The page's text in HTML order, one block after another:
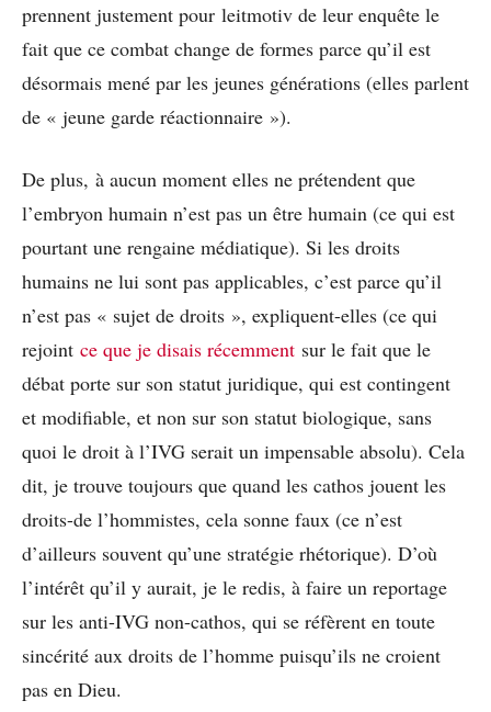
prennent justement pour leitmotiv de leur enquête le
fait que ce combat change de formes parce qu’il est
désormais mené par les jeunes générations (elles parlent
de « jeune garde réactionnaire »).
De plus, à aucun moment elles ne prétendent que
l’embryon humain n’est pas un être humain (ce qui est
pourtant une rengaine médiatique). Si les droits
humains ne lui sont pas applicables, c’est parce qu’il
n’est pas « sujet de droits », expliquent-elles (ce qui
rejoint ce que je disais récemment sur le fait que le
débat porte sur son statut juridique, qui est contingent
et modifiable, et non sur son statut biologique, sans
quoi le droit à l’IVG serait un impensable absolu). Cela
dit, je trouve toujours que quand les cathos jouent les
droits-de l’hommistes, cela sonne faux (ce n’est
d’ailleurs souvent qu’une stratégie rhétorique). D’où
l’intérêt qu’il y aurait, je le redis, à faire un reportage
sur les anti-IVG non-cathos, qui se réfèrent en toute
sincérité aux droits de l’homme puisqu’ils ne croient
pas en Dieu.